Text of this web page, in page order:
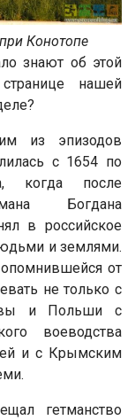
Конотопе
знают об этой
нашей
из эпизодов
с 1654 по
когда после
Богдана
в российское
и землями.
от
не только с
и Польши с
воеводства
и с Крымским
гетманство